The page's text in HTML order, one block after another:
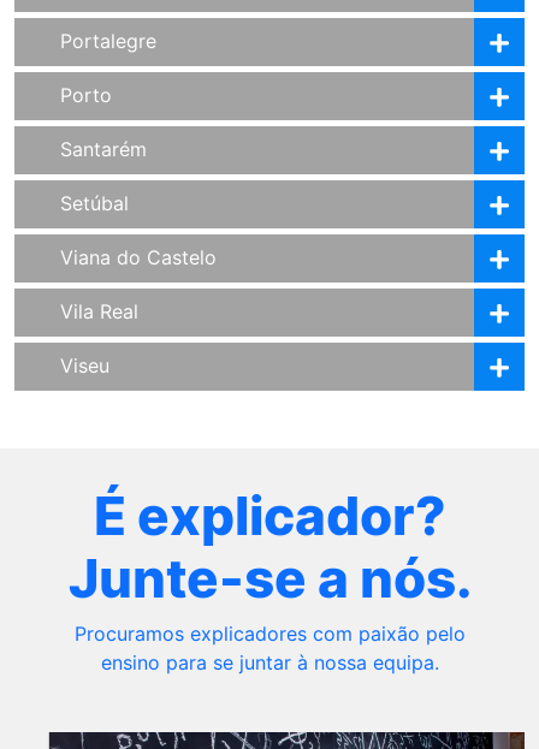
Portalegre
Porto
Santarém
Setúbal
Viana do Castelo
Vila Real
Viseu
É explicador?
Junte-se a nós.
Procuramos explicadores com paixão pelo
ensino para se juntar à nossa equipa.